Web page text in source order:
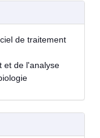
de traitement
et de l'analyse